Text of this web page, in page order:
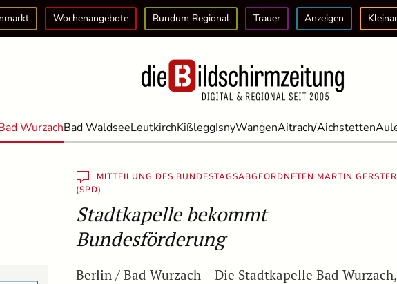
Wochenangebote Rundum Regional Trauer Anzeigen
WurzachBad WaldseeLeutkirchKißleggIsnyWangenAitrach/Aichstetten
MITTEILUNG DES BUNDESTAGSABGEORDNETEN MARTIN GERSTER
(SPD)
Stadtkapelle bekommt
Bundesförderung
Berlin / Bad Wurzach – Die Stadtkapelle Bad Wurzach,